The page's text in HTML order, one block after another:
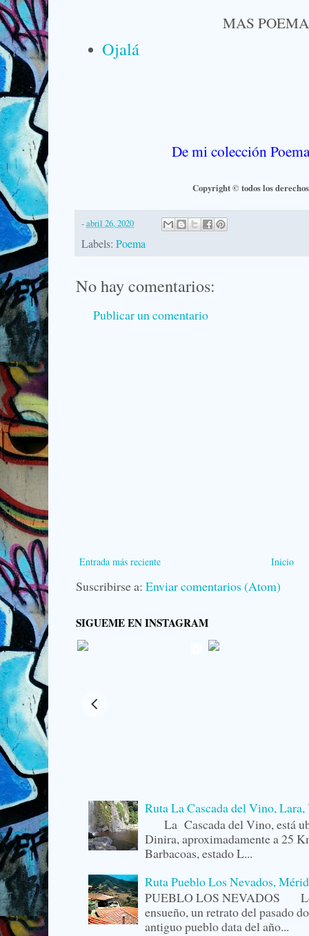
MAS
Ojalá
De mi colección
Copyright © todos los
-abril 26, 2020
Labels: Poema
No hay comentarios:
Publicar un comentario
Entrada más reciente Inicio
Suscribirse a: Enviar comentarios (Atom)
SIGUEME EN INSTAGRAM
Ruta La Cascada del Vino, Lara,
La Cascada del Vino, está
Dinira, aproximadamente a 25
Barbacoas, estado L...
Ruta Pueblo Los Nevados,
PUEBLO LOS NEVADOS
ensueño, un retrato del pasado
antiguo pueblo data del año...